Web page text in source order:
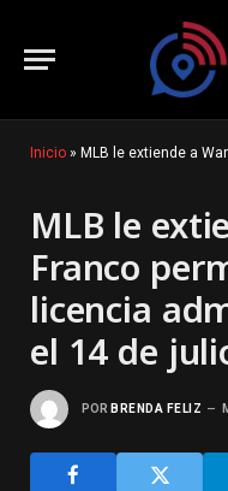
Inicio » MLB le extiende a Wander
MLB le
Franco
licencia
el 14 de
POR BRENDA FELIZ